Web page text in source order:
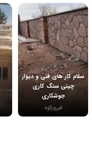
سلام کار های فنی و دیوار
چینی سنگ کاری
جوشکاری
فیروزکوه